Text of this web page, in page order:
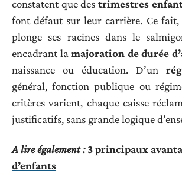
constatent que des trimestres
font défaut sur leur carrière. Ce fait,
plonge ses racines dans le
encadrant lamajoration de durée
naissance ou éducation. D’un
général, fonction publique ou
critères varient, chaque caisse
justificatifs, sans grande logique
A lire également :3 principaux
d’enfants